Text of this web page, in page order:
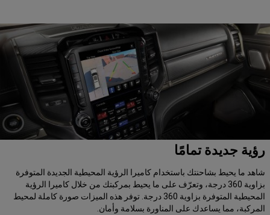
رؤية جديدة تمامًا
شاهد ما يحيط بشاحنتك باستخدام كاميرا الرؤية المحيطية الجديدة المتوفرة
بزاوية 360 درجة، وتعرّف على ما يحيط بمركبتك من خلال كاميرا الرؤية
المحيطية المتوفرة بزاوية 360 درجة. توفر هذه الميزات صورة كاملة لمحيط
المركبة، مما يساعدك على المناورة بسلامة وأمان.